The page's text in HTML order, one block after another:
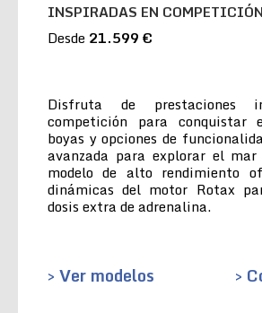
INSPIRADAS EN COMPETICIÓN
Desde 21.599 €
Disfruta de prestaciones
competición para
boyas y opciones de
avanzada para explorar el
modelo de alto rendimiento
dinámicas del motor Rotax
dosis extra de adrenalina.
> Ver modelos >